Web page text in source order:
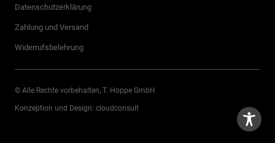
Datenschutzerklärung
Zahlung und Versand
Widerrufsbelehrung
© Alle Rechte vorbehalten, T. Hoppe GmbH
Konzeption und Design: cloudconsult